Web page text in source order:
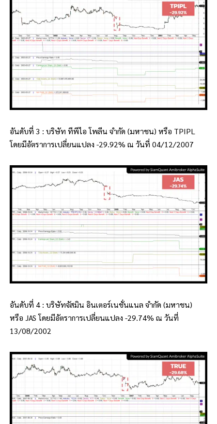
อันดับที่ 3 : บริษัท ทีพีไอ โพลีน จำกัด (มหาชน) หรือ TPIPL
โดยมีอัตราการเปลี่ยนแปลง -29.92% ณ วันที่ 04/12/2007
อันดับที่ 4 : บริษัทจัสมิน อินเตอร์เนชั่นแนล จำกัด (มหาชน)
หรือ JAS โดยมีอัตราการเปลี่ยนแปลง -29.74% ณ วันที่
13/08/2002